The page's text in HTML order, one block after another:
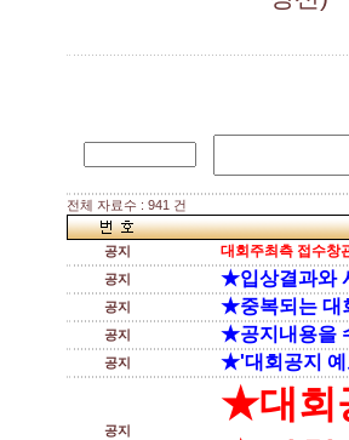
전체 자료수 : 941 건
공지 대회주최측 접수창
공지 ★입상결과와
공지 ★중복되는 대
공지 ★공지내용을
공지 ★'대회공지 예
공지
★대회